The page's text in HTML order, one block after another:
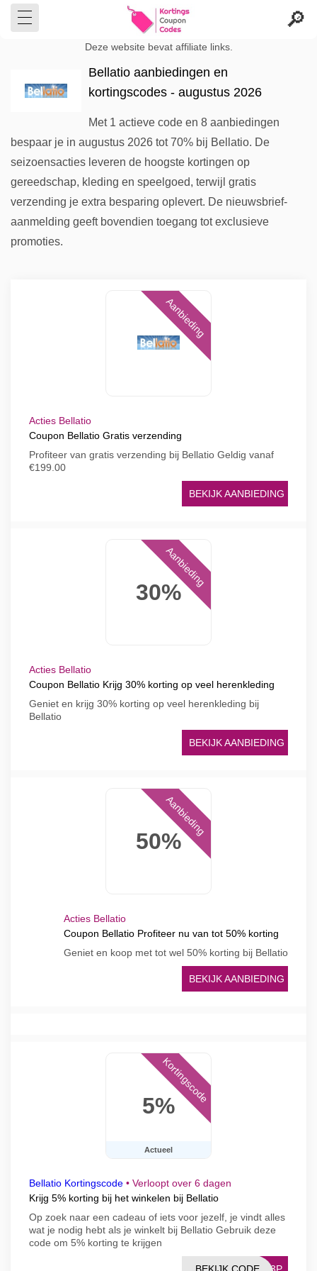
Deze website bevat affiliate links.
Bellatio aanbiedingen en
kortingscodes - augustus 2026
Met 1 actieve code en 8 aanbiedingen
bespaar je in augustus 2026 tot 70% bij Bellatio. De
seizoensacties leveren de hoogste kortingen op
gereedschap, kleding en speelgoed, terwijl gratis
verzending je extra besparing oplevert. De nieuwsbrief-
aanmelding geeft bovendien toegang tot exclusieve
promoties.
Aanbieding
Acties Bellatio
Coupon Bellatio Gratis verzending
Profiteer van gratis verzending bij Bellatio Geldig vanaf
€199.00
BEKIJK AANBIEDING
30%
Aanbieding
Acties Bellatio
Coupon Bellatio Krijg 30% korting op veel herenkleding
Geniet en krijg 30% korting op veel herenkleding bij
Bellatio
BEKIJK AANBIEDING
50%
Aanbieding
Acties Bellatio
Coupon Bellatio Profiteer nu van tot 50% korting
Geniet en koop met tot wel 50% korting bij Bellatio
BEKIJK AANBIEDING
5%
Actueel
Kortingscode
Bellatio Kortingscode • Verloopt over 6 dagen
Krijg 5% korting bij het winkelen bij Bellatio
Op zoek naar een cadeau of iets voor jezelf, je vindt alles
wat je nodig hebt als je winkelt bij Bellatio Gebruik deze
code om 5% korting te krijgen